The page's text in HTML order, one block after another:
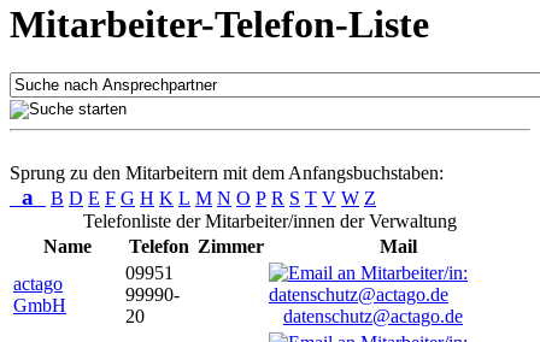
Mitarbeiter-Telefon-Liste
Sprung zu den Mitarbeitern mit dem Anfangsbuchstaben:
a B D E F G H K L M N O P R S T V W Z
Telefonliste der Mitarbeiter/innen der Verwaltung
Name
Telefon Zimmer
Mail
actago
GmbH
09951
99990-
20
datenschutz@actago.de